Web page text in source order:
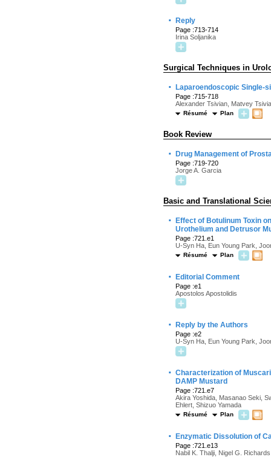
· Reply
Page :713-714
Irina Soljanika
Surgical Techniques in
· Laparoendoscopic Single-
Page :715-718
Alexander Tsivian, Matvey
Résumé Plan
Book Review
· Drug Management of
Page :719-720
Jorge A. Garcia
Basic and Translational
·
Effect of Botulinum Toxin
Urothelium and Detrusor
Page :721.e1
U-Syn Ha, Eun Young Park,
Résumé Plan
· Editorial Comment
Page :e1
Apostolos Apostolidis
· Reply by the Authors
Page :e2
U-Syn Ha, Eun Young Park,
· Characterization of
DAMP Mustard
Page :721.e7
Akira Yoshida, Masanao Seki,
Ehlert, Shizuo Yamada
Résumé Plan
· Enzymatic Dissolution of
Page :721.e13
Nabil K. Thalji, Nigel G.